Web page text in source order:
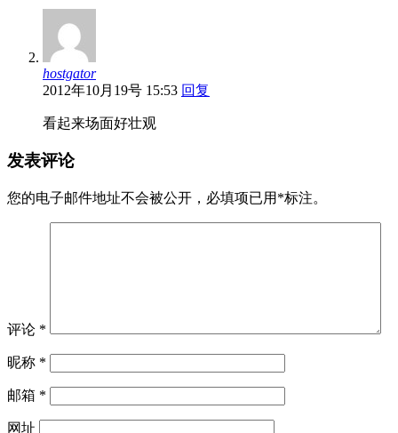
hostgator
2012年10月19号 15:53 回复
看起来场面好壮观
发表评论
您的电子邮件地址不会被公开， 必填项已用 *标注。
评论 *
昵称 *
邮箱 *
网址